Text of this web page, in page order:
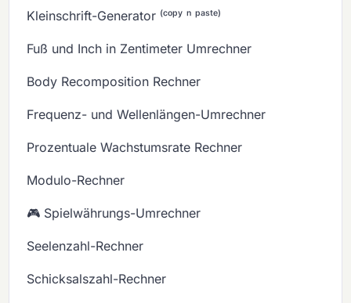
Kleinschrift-Generator ⁽ᶜᵒᵖʸ ⁿ ᵖᵃˢᵗᵉ⁾
Fuß und Inch in Zentimeter Umrechner
Body Recomposition Rechner
Frequenz- und Wellenlängen-Umrechner
Prozentuale Wachstumsrate Rechner
Modulo-Rechner
🎮 Spielwährungs-Umrechner
Seelenzahl-Rechner
Schicksalszahl-Rechner